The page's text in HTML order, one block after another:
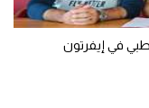
في إيفرتون